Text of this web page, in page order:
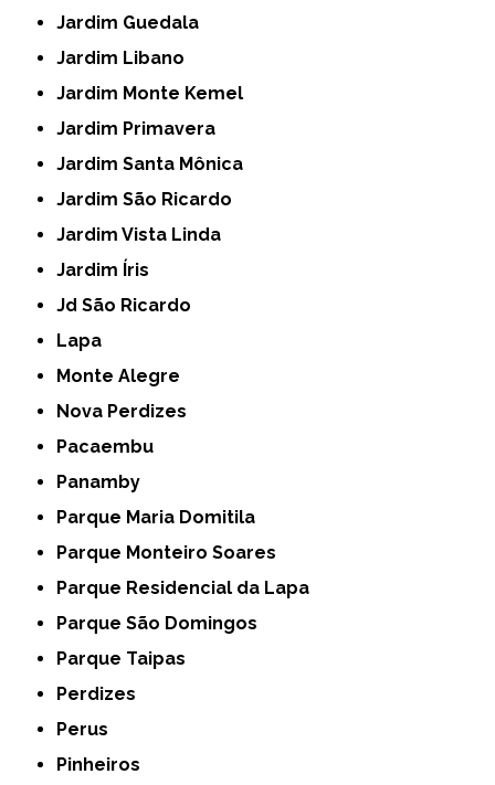
Jardim Guedala
Jardim Libano
Jardim Monte Kemel
Jardim Primavera
Jardim Santa Mônica
Jardim São Ricardo
Jardim Vista Linda
Jardim Íris
Jd São Ricardo
Lapa
Monte Alegre
Nova Perdizes
Pacaembu
Panamby
Parque Maria Domitila
Parque Monteiro Soares
Parque Residencial da Lapa
Parque São Domingos
Parque Taipas
Perdizes
Perus
Pinheiros